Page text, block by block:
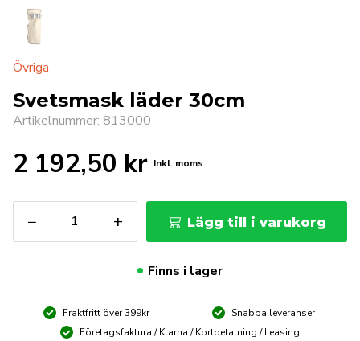
Övriga
Svetsmask läder 30cm
Artikelnummer: 813000
2 192,50 kr Inkl. moms
−
läder
30cm
+ Lägg till i varukorg
Finns i lager
Fraktfritt över 399kr
Snabba leveranser
Företagsfaktura / Klarna / Kortbetalning / Leasing